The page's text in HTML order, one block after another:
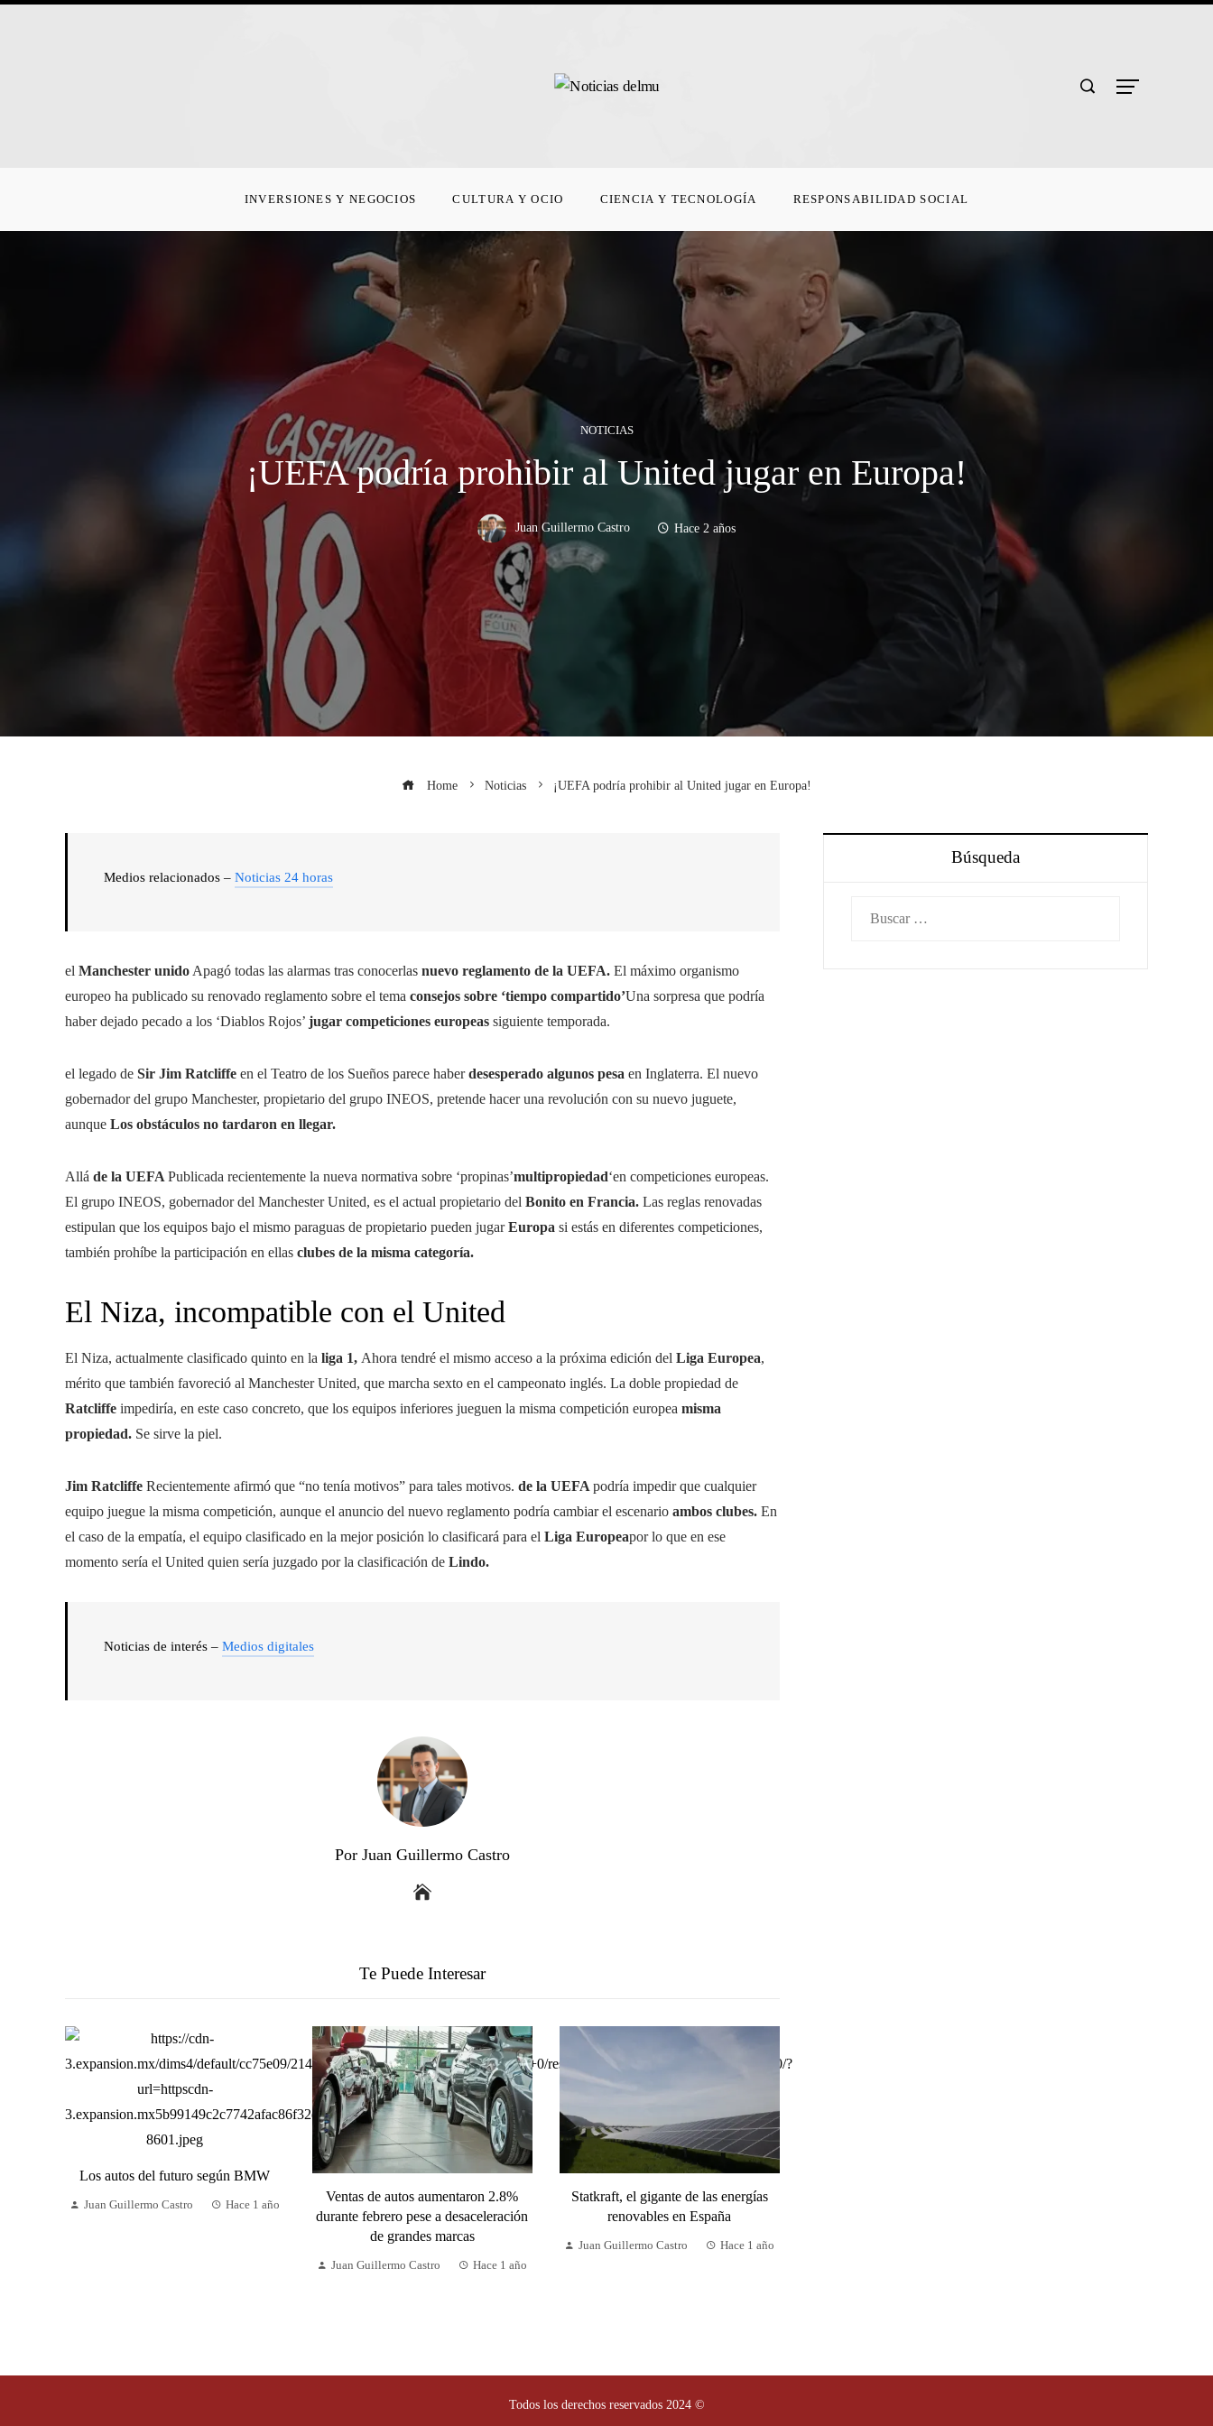
INVERSIONES Y NEGOCIOS CULTURA Y OCIO CIENCIA Y TECNOLOGÍA RESPONSABILIDAD SOCIAL
NOTICIAS
¡UEFA podría prohibir al United jugar en Europa!
Juan Guillermo Castro Hace 2 años
Home Noticias ¡UEFA podría prohibir al United jugar en Europa!
Medios relacionados – Noticias 24 horas
el Manchester unido Apagó todas las alarmas tras conocerlas nuevo reglamento de la UEFA. El máximo organismo
europeo ha publicado su renovado reglamento sobre el tema consejos sobre ‘tiempo compartido’Una sorpresa que podría
haber dejado pecado a los ‘Diablos Rojos’ jugar competiciones europeas siguiente temporada.
el legado de Sir Jim Ratcliffe en el Teatro de los Sueños parece haberdesesperado algunos pesa en Inglaterra. El nuevo
gobernador del grupo Manchester, propietario del grupo INEOS, pretende hacer una revolución con su nuevo juguete,
aunque Los obstáculos no tardaron en llegar.
Allá de la UEFA Publicada recientemente la nueva normativa sobre ‘propinas’multipropiedad‘en competiciones europeas.
El grupo INEOS, gobernador del Manchester United, es el actual propietario del Bonito en Francia. Las reglas renovadas
estipulan que los equipos bajo el mismo paraguas de propietario pueden jugarEuropa si estás en diferentes competiciones,
también prohíbe la participación en ellas clubes de la misma categoría.
El Niza, incompatible con el United
El Niza, actualmente clasificado quinto en la liga 1, Ahora tendré el mismo acceso a la próxima edición del Liga Europea,
mérito que también favoreció al Manchester United, que marcha sexto en el campeonato inglés. La doble propiedad de
Ratcliffe impediría, en este caso concreto, que los equipos inferiores jueguen la misma competición europea misma
propiedad. Se sirve la piel.
Jim Ratcliffe Recientemente afirmó que “no tenía motivos” para tales motivos. de la UEFA podría impedir que cualquier
equipo juegue la misma competición, aunque el anuncio del nuevo reglamento podría cambiar el escenario ambos clubes. En
el caso de la empatía, el equipo clasificado en la mejor posición lo clasificará para el Liga Europeapor lo que en ese
momento sería el United quien sería juzgado por la clasificación de Lindo.
Noticias de interés – Medios digitales
Por Juan Guillermo Castro
Te Puede Interesar
Los autos del futuro según BMW
Juan Guillermo Castro Hace 1 año
Ventas de autos aumentaron 2.8%
durante febrero pese a desaceleración
de grandes marcas
Juan Guillermo Castro Hace 1 año
Statkraft, el gigante de las energías
renovables en España
Juan Guillermo Castro Hace 1 año
Búsqueda
Todos los derechos reservados 2024 ©